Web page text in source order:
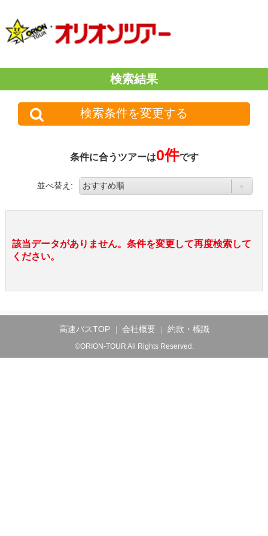
検索結果
検索条件を変更する
条件に合うツアーは0件です
並べ替え:
該当データがありません。条件を変更して再度検索して
ください。
高速バスTOP 会社概要 約款・標識
©ORION-TOUR All Rights Reserved.